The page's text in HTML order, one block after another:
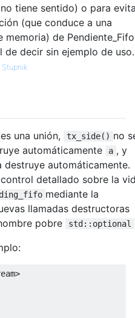
tiene sentido) o para
(que conduce a una
memoria) de
de decir sin ejemplo de uso.
Stupnik
es una unión, tx_side() no
automáticamente
a , y
destruye automáticamente.
detallado sobre la
mediante la
llamadas destructoras
pobre
std::optional